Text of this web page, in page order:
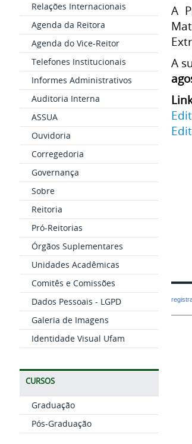
Relações Internacionais
Agenda da Reitora
Agenda do Vice-Reitor
Telefones Institucionais
Informes Administrativos
Auditoria Interna
ASSUA
Ouvidoria
Corregedoria
Governança
Sobre
Reitoria
Pró-Reitorias
Órgãos Suplementares
Unidades Acadêmicas
Comitês e Comissões
Dados Pessoais - LGPD
Galeria de Imagens
Identidade Visual Ufam
CURSOS
Graduação
Pós-Graduação
A
A